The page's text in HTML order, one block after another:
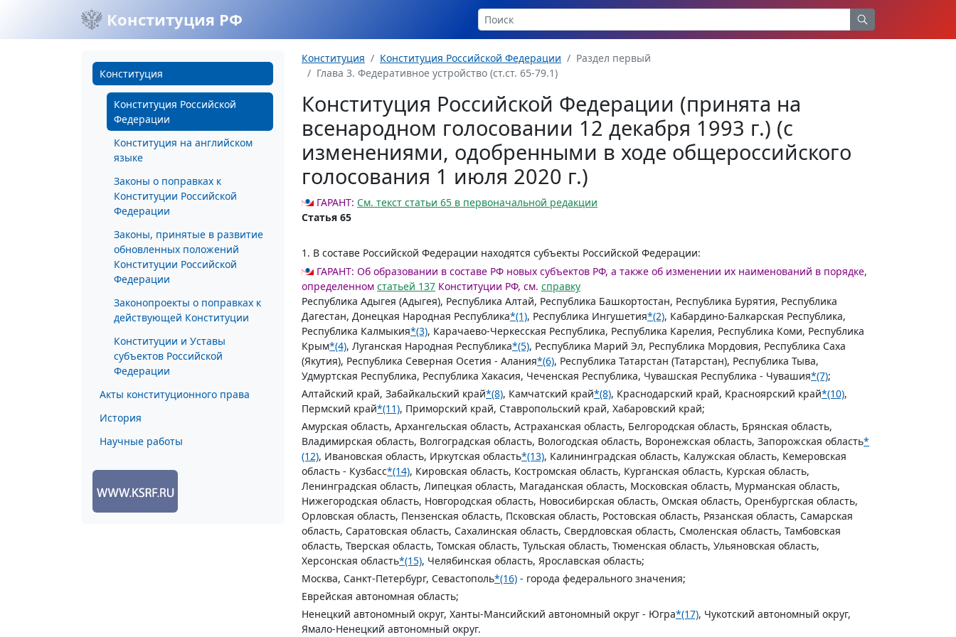
Конституция РФ
Конституция
Конституция Российской
Федерации
Конституция на английском
языке
Законы о поправках к
Конституции Российской
Федерации
Законы, принятые в развитие
обновленных положений
Конституции Российской
Федерации
Законопроекты о поправках к
действующей Конституции
Конституции и Уставы
субъектов Российской
Федерации
Акты конституционного права
История
Научные работы
Конституция Конституция Российской Федерации
Раздел первый
Глава 3. Федеративное устройство (ст.ст. 65-79.1)
Конституция Российской Федерации (принята на
всенародном голосовании 12 декабря 1993 г.) (с
изменениями, одобренными в ходе общероссийского
голосования 1 июля 2020 г.)
ГАРАНТ: См. текст статьи 65 в первоначальной редакции
Статья 65
1. В составе Российской Федерации находятся субъекты Российской Федерации:
ГАРАНТ: Об образовании в составе РФ новых субъектов РФ, а также об изменении их наименований в порядке,
определенном статьей 137 Конституции РФ, см. справку
Республика Адыгея (Адыгея), Республика Алтай, Республика Башкортостан, Республика Бурятия, Республика
Дагестан, Донецкая Народная Республика*(1), Республика Ингушетия*(2), Кабардино-Балкарская Республика,
Республика Калмыкия*(3), Карачаево-Черкесская Республика, Республика Карелия, Республика Коми, Республика
Крым*(4), Луганская Народная Республика*(5), Республика Марий Эл, Республика Мордовия, Республика Саха
(Якутия), Республика Северная Осетия - Алания*(6), Республика Татарстан (Татарстан), Республика Тыва,
Удмуртская Республика, Республика Хакасия, Чеченская Республика, Чувашская Республика - Чувашия*(7);
Алтайский край, Забайкальский край*(8), Камчатский край*(8), Краснодарский край, Красноярский край*(10),
Пермский край*(11), Приморский край, Ставропольский край, Хабаровский край;
Амурская область, Архангельская область, Астраханская область, Белгородская область, Брянская область,
Владимирская область, Волгоградская область, Вологодская область, Воронежская область, Запорожская область*
(12), Ивановская область, Иркутская область*(13), Калининградская область, Калужская область, Кемеровская
область - Кузбасс*(14), Кировская область, Костромская область, Курганская область, Курская область,
Ленинградская область, Липецкая область, Магаданская область, Московская область, Мурманская область,
Нижегородская область, Новгородская область, Новосибирская область, Омская область, Оренбургская область,
Орловская область, Пензенская область, Псковская область, Ростовская область, Рязанская область, Самарская
область, Саратовская область, Сахалинская область, Свердловская область, Смоленская область, Тамбовская
область, Тверская область, Томская область, Тульская область, Тюменская область, Ульяновская область,
Херсонская область*(15), Челябинская область, Ярославская область;
Москва, Санкт-Петербург, Севастополь*(16) - города федерального значения;
Еврейская автономная область;
Ненецкий автономный округ, Ханты-Мансийский автономный округ - Югра*(17), Чукотский автономный округ,
Ямало-Ненецкий автономный округ.